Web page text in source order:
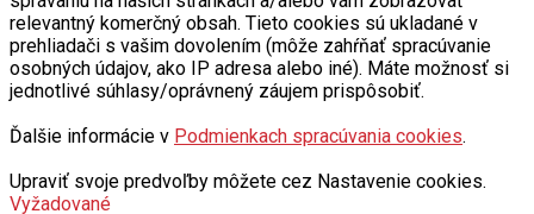
relevantný komerčný obsah. Tieto cookies sú ukladané v
prehliadači s vašim dovolením (môže zahŕňať spracúvanie
osobných údajov, ako IP adresa alebo iné). Máte možnosť si
jednotlivé súhlasy/oprávnený záujem prispôsobiť.
Ďalšie informácie v Podmienkach spracúvania cookies.
Upraviť svoje predvoľby môžete cez Nastavenie cookies.
Vyžadované